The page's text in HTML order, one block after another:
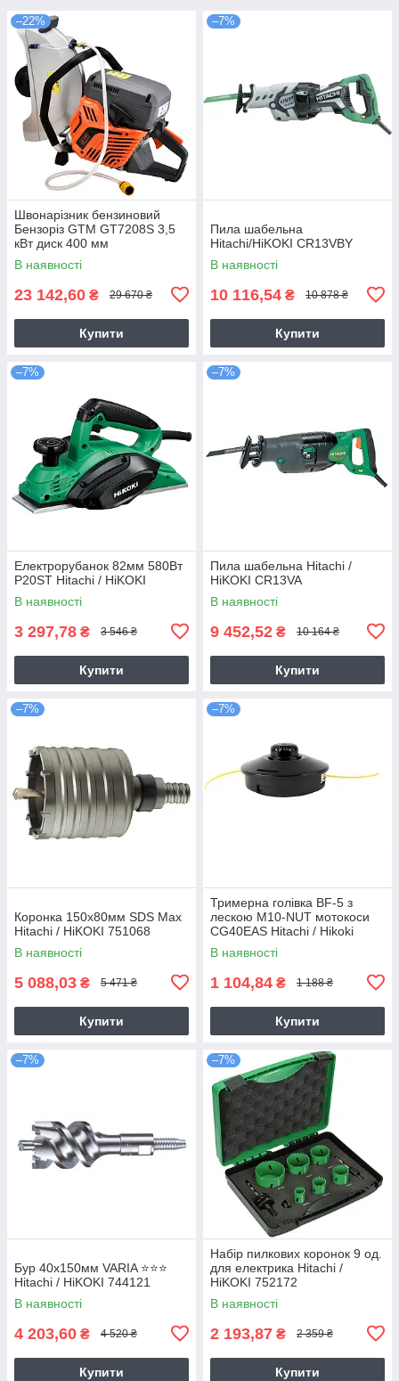
–22%
Швонарізник бензиновий
Бензоріз GTM GT7208S 3,5
кВт диск 400 мм
В наявності
23 142,60 ₴ 29 670 ₴
Купити
–7%
Пила шабельна
Hitachi/HiKOKI CR13VBY
В наявності
10 116,54 ₴ 10 878 ₴
Купити
–7%
Електрорубанок 82мм 580Вт
P20ST Hitachi / HiKOKI
В наявності
3 297,78 ₴ 3 546 ₴
Купити
–7%
Пила шабельна Hitachi /
HiKOKI CR13VA
В наявності
9 452,52 ₴ 10 164 ₴
Купити
–7%
Коронка 150х80мм SDS Max
Hitachi / HiKOKI 751068
В наявності
5 088,03 ₴ 5 471 ₴
Купити
–7%
Тримерна голівка BF-5 з
лескою M10-NUT мотокоси
CG40EAS Hitachi / Hikoki
6695784
В наявності
1 104,84 ₴ 1 188 ₴
Купити
–7%
Бур 40х150мм VARIA ⭐️⭐️⭐️
Hitachi / HiKOKI 744121
В наявності
4 203,60 ₴ 4 520 ₴
Купити
–7%
Набір пилкових коронок 9 од.
для електрика Hitachi /
HiKOKI 752172
В наявності
2 193,87 ₴ 2 359 ₴
Купити